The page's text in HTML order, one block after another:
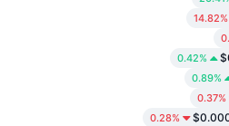
14.82%
0.42%
0.89%
0.37%
0.28%